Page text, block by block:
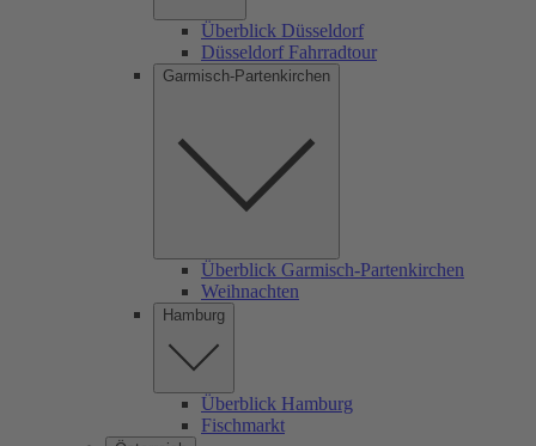
Überblick Düsseldorf
Düsseldorf Fahrradtour
Garmisch-Partenkirchen
Überblick Garmisch-Partenkirchen
Weihnachten
Hamburg
Überblick Hamburg
Fischmarkt